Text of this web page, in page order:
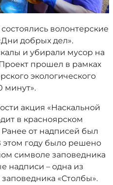
волонтерские
добрых дел».
и убирали мусор на
прошел в рамках
экологического
минут».
акция «Наскальной
в красноярском
от надписей был
году было решено
символе заповедника
надписи – одна из
«Столбы».